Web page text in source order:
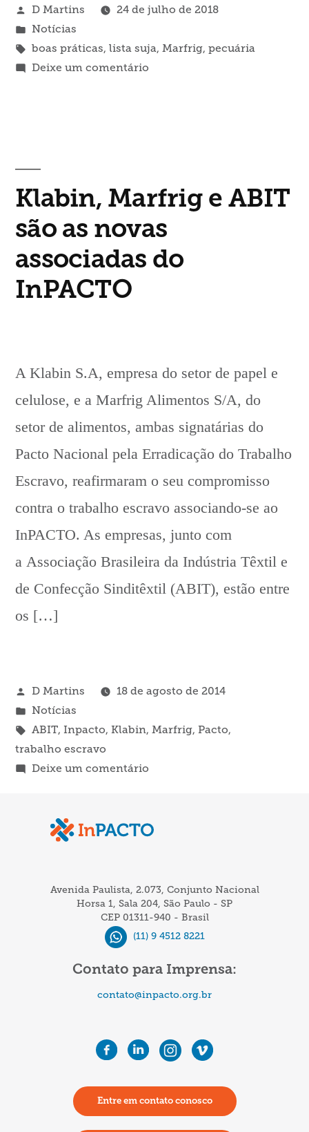
Publicado
por
D Martins
24 de julho de 2018
Publicado
em
Notícias
Tags:
boas práticas, lista suja, Marfrig, pecuária
Deixe um comentárioem
boas
práticas
Klabin, Marfrig e ABIT
são as novas
associadas do
InPACTO
A Klabin S.A, empresa do setor de papel e
celulose, e a Marfrig Alimentos S/A, do
setor de alimentos, ambas signatárias do
Pacto Nacional pela Erradicação do Trabalho
Escravo, reafirmaram o seu compromisso
contra o trabalho escravo associando-se ao
InPACTO. As empresas, junto com
a Associação Brasileira da Indústria Têxtil e
de Confecção Sinditêxtil (ABIT), estão entre
os […]
Publicado
por
D Martins
18 de agosto de 2014
Publicado
em
Notícias
Tags:
ABIT, Inpacto, Klabin, Marfrig, Pacto,
trabalho escravo
Deixe um comentárioem
e
as
novas
associadas
do
Avenida Paulista, 2.073, Conjunto Nacional
Horsa 1, Sala 204, São Paulo - SP
CEP 01311-940 - Brasil
(11) 9 4512 8221
Contato para Imprensa:
contato@inpacto.org.br
Entre em contato conosco